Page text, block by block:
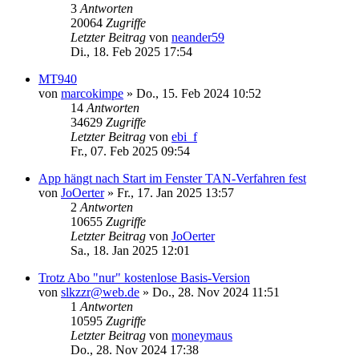
3 Antworten
20064 Zugriffe
Letzter Beitrag von neander59
Di., 18. Feb 2025 17:54
MT940
von marcokimpe » Do., 15. Feb 2024 10:52
14 Antworten
34629 Zugriffe
Letzter Beitrag von ebi_f
Fr., 07. Feb 2025 09:54
App hängt nach Start im Fenster TAN-Verfahren fest
von JoOerter» Fr., 17. Jan 2025 13:57
2 Antworten
10655 Zugriffe
Letzter Beitrag von JoOerter
Sa., 18. Jan 2025 12:01
Trotz Abo "nur" kostenlose Basis-Version
von slkzzr@web.de » Do., 28. Nov 2024 11:51
1 Antworten
10595 Zugriffe
Letzter Beitrag von moneymaus
Do., 28. Nov 2024 17:38